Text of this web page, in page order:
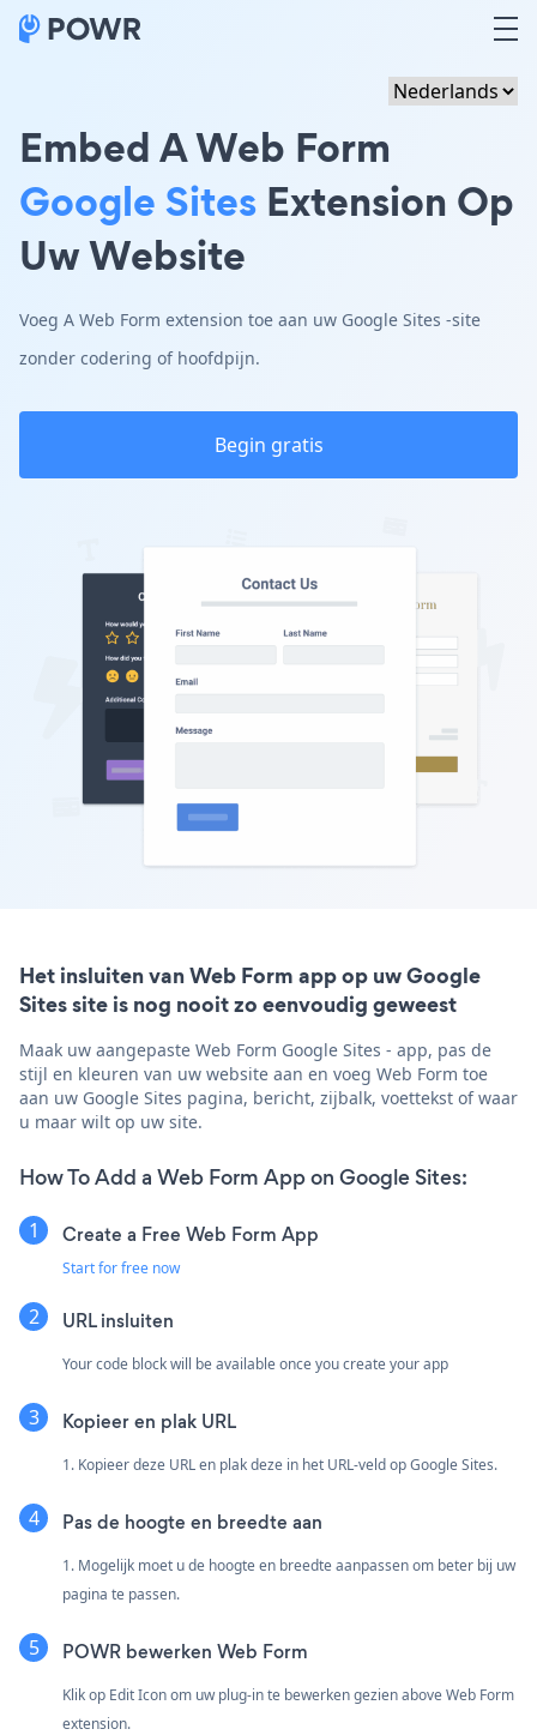
Embed A Web Form
Google Sites Extension Op
Uw Website
Voeg A Web Form extension toe aan uw Google Sites -site
zonder codering of hoofdpijn.
Begin gratis
Het insluiten van Web Form app op uw Google
Sites site is nog nooit zo eenvoudig geweest
Maak uw aangepaste Web Form Google Sites - app, pas de
stijl en kleuren van uw website aan en voeg Web Form toe
aan uw Google Sites pagina, bericht, zijbalk, voettekst of waar
u maar wilt op uw site.
How To Add a Web Form App on Google Sites:
Create a Free Web Form App
Start for free now
URL insluiten
Your code block will be available once you create your app
Kopieer en plak URL
1. Kopieer deze URL en plak deze in het URL-veld op Google Sites.
Pas de hoogte en breedte aan
1. Mogelijk moet u de hoogte en breedte aanpassen om beter bij uw
pagina te passen.
POWR bewerken Web Form
Klik op Edit Icon om uw plug-in te bewerkengezien above Web Form
extension.